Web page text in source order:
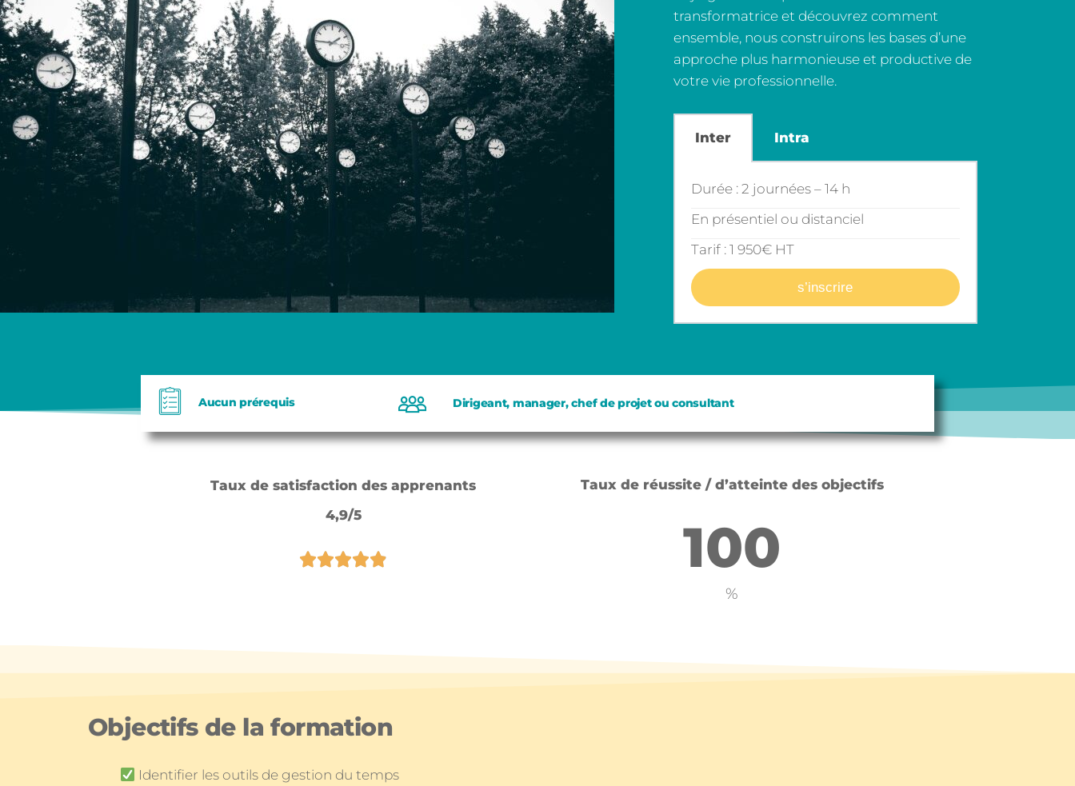
transformatrice et découvrez comment
ensemble, nous construirons les bases d’une
approche plus harmonieuse et productive de
votre vie professionnelle.
Inter Intra
Durée : 2 journées – 14 h
En présentiel ou distanciel
Tarif : 1 950€ HT
s’inscrire
Aucun prérequis Dirigeant, manager, chef de projet ou consultant
Taux de satisfaction des apprenants
4,9/5
Taux de réussite / d’atteinte des objectifs
%
100
Objectifs de la formation
Identifier les outils de gestion du temps